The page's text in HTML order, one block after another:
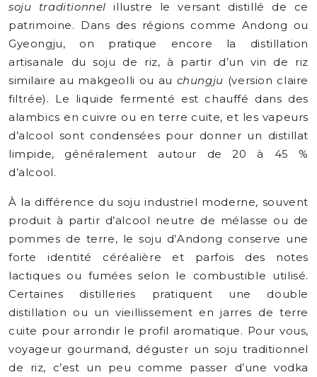
soju traditionnel illustre le versant distillé de ce
patrimoine. Dans des régions comme Andong ou
Gyeongju, on pratique encore la distillation
artisanale du soju de riz, à partir d’un vin de riz
similaire au makgeolli ou au chungju (version claire
filtrée). Le liquide fermenté est chauffé dans des
alambics en cuivre ou en terre cuite, et les vapeurs
d’alcool sont condensées pour donner un distillat
limpide, généralement autour de 20 à 45 %
d’alcool.
À la différence du soju industriel moderne, souvent
produit à partir d’alcool neutre de mélasse ou de
pommes de terre, le soju d’Andong conserve une
forte identité céréalière et parfois des notes
lactiques ou fumées selon le combustible utilisé.
Certaines distilleries pratiquent une double
distillation ou un vieillissement en jarres de terre
cuite pour arrondir le profil aromatique. Pour vous,
voyageur gourmand, déguster un soju traditionnel
de riz, c’est un peu comme passer d’une vodka